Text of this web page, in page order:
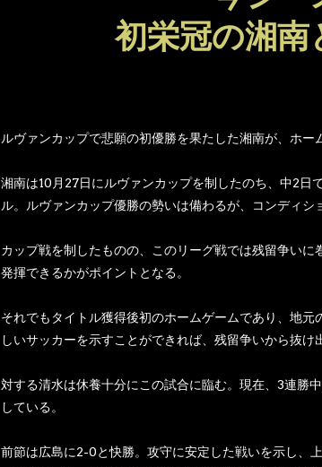
初栄冠の湘南
ルヴァンカップで悲願の初優勝を果たした湘南が、ホー
湘南は10月27日にルヴァンカップを制したのち、中2日
ル。ルヴァンカップ優勝の勢いは備わるが、コンディシ
カップ戦を制したものの、このリーグ戦では残留争い
発揮できるかがポイントとなる。
それでもタイトル獲得後初のホームゲームであり、地
しいサッカーを示すことができれば、残留争いから抜け
対する清水は休養十分にこの試合に臨む。現在、3連勝
している。
前節は広島に2-0と快勝。攻守に安定した戦いを示し、